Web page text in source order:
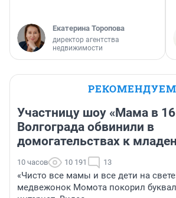
Екатерина Торопова
директор агентства
недвижимости
РЕКОМЕНДУЕМ
Участницу шоу «Мама в
Волгограда обвинили в
домогательствах к
10 часов 10 191 13
«Чисто все мамы и все дети на
медвежонок Момота покорил